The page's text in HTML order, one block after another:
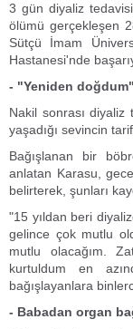
3 gün diyaliz
ölümü gerçekleşen
Sütçü İmam
Hastanesi'nde
- "Yeniden doğdum"
Nakil sonrası diyaliz
yaşadığı sevincin
Bağışlanan bir
anlatan Karasu,
belirterek, şunları
"15 yıldan beri
gelince çok mutlu
mutlu olacağım.
kurtuldum en
bağışlayanlara
- Babadan organ